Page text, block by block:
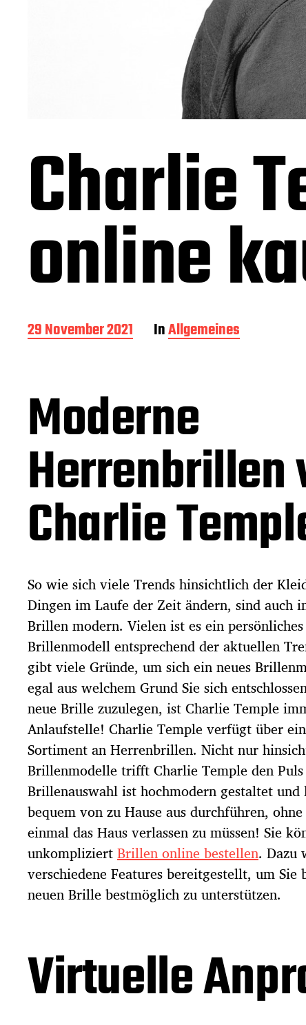
Charlie
online
B
e
a
s
d
t
m
29 November 2021 InAllgemeines
Moderne
Herrenbrillen
Charlie
So wie sich viele Trends hinsichtlich der
Dingen im Laufe der Zeit ändern, sind auch
Brillen modern. Vielen ist es ein
Brillenmodell entsprechend der aktuellen
gibt viele Gründe, um sich ein neues
egal aus welchem Grund Sie sich
neue Brille zuzulegen, ist Charlie Temple
Anlaufstelle! Charlie Temple verfügt über
Sortiment an Herrenbrillen. Nicht nur
Brillenmodelle trifft Charlie Temple den
Brillenauswahl ist hochmodern gestaltet und
bequem von zu Hause aus durchführen,
einmal das Haus verlassen zu müssen! Sie
unkompliziertBrillen online bestellen. Dazu
verschiedene Features bereitgestellt, um
neuen Brille bestmöglich zu unterstützen.
Virtuelle